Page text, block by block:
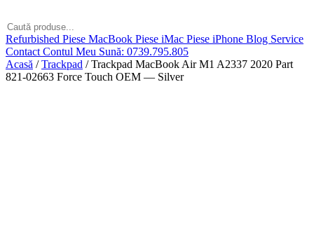
Refurbished Piese MacBook Piese iMac Piese iPhone Blog Service
Contact Contul Meu Sună: 0739.795.805
Acasă / Trackpad / Trackpad MacBook Air M1 A2337 2020 Part
821-02663 Force Touch OEM — Silver